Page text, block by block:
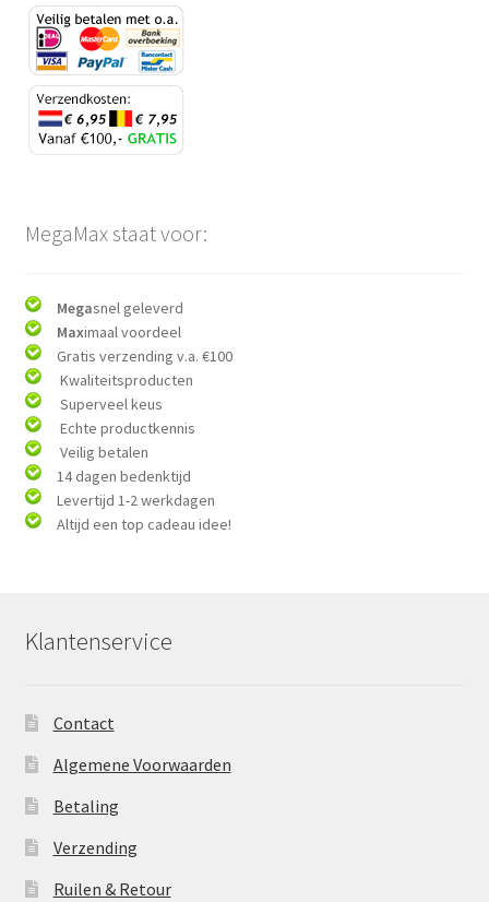
MegaMax staat voor:
Megasnel geleverd
Maximaal voordeel
Gratis verzending v.a. €100
Kwaliteitsproducten
Superveel keus
Echte productkennis
Veilig betalen
14 dagen bedenktijd
Levertijd 1-2 werkdagen
Altijd een top cadeau idee!
Klantenservice
Contact
Algemene Voorwaarden
Betaling
Verzending
Ruilen & Retour